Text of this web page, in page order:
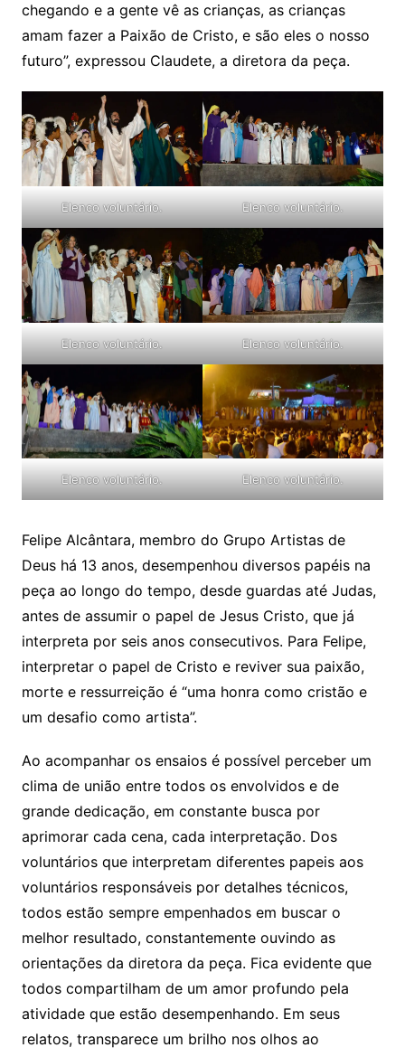
chegando e a gente vê as crianças, as crianças
amam fazer a Paixão de Cristo, e são eles o nosso
futuro”, expressou Claudete, a diretora da peça.
Elenco voluntário. Elenco voluntário.
Elenco voluntário. Elenco voluntário.
Elenco voluntário. Elenco voluntário.
Felipe Alcântara, membro do Grupo Artistas de
Deus há 13 anos, desempenhou diversos papéis na
peça ao longo do tempo, desde guardas até Judas,
antes de assumir o papel de Jesus Cristo, que já
interpreta por seis anos consecutivos. Para Felipe,
interpretar o papel de Cristo e reviver sua paixão,
morte e ressurreição é “uma honra como cristão e
um desafio como artista”.
Ao acompanhar os ensaios é possível perceber um
clima de união entre todos os envolvidos e de
grande dedicação, em constante busca por
aprimorar cada cena, cada interpretação. Dos
voluntários que interpretam diferentes papeis aos
voluntários responsáveis por detalhes técnicos,
todos estão sempre empenhados em buscar o
melhor resultado, constantemente ouvindo as
orientações da diretora da peça. Fica evidente que
todos compartilham de um amor profundo pela
atividade que estão desempenhando. Em seus
relatos, transparece um brilho nos olhos ao